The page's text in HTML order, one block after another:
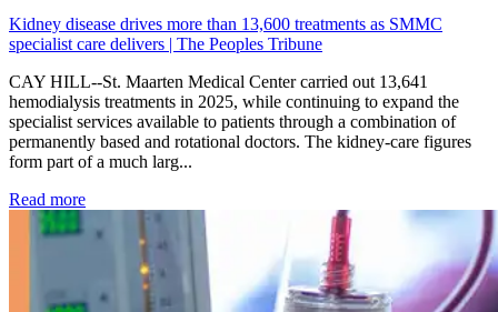
Kidney disease drives more than 13,600 treatments as SMMC
specialist care delivers | The Peoples Tribune
CAY HILL--St. Maarten Medical Center carried out 13,641
hemodialysis treatments in 2025, while continuing to expand the
specialist services available to patients through a combination of
permanently based and rotational doctors. The kidney-care figures
form part of a much larg...
Read more: Kidney disease drives more than 13,600 treatments as